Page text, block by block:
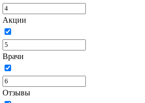
Акции
Врачи
Отзывы